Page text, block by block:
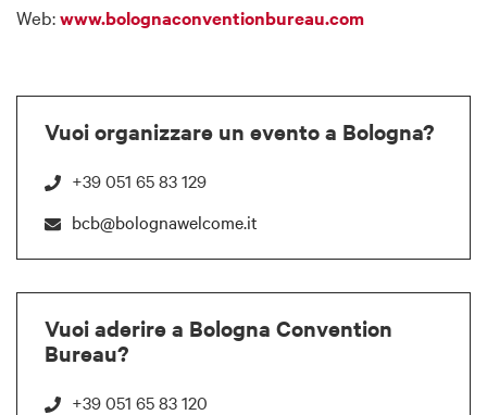
Web:www.bolognaconventionbureau.com
Vuoi organizzare un evento a Bologna?
+39 051 65 83 129
bcb@bolognawelcome.it
Vuoi aderire a Bologna Convention
Bureau?
+39 051 65 83 120